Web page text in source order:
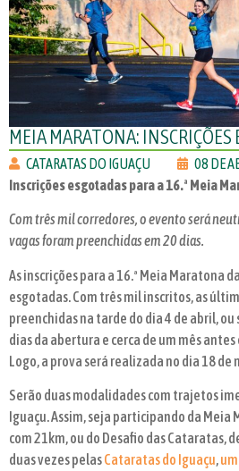
MEIA MARATONA: INSCRIÇÕES
CATARATAS DO IGUAÇU
08 DE
Inscrições esgotadas para a 16.ª Meia
Com três mil corredores, o evento será
vagas foram preenchidas em 20 dias.
As inscrições para a 16.ª Meia Maratona
esgotadas. Com três mil inscritos, as
preenchidas na tarde do dia 4 de abril, ou
dias da abertura e cerca de um mês
Logo, a prova será realizada no dia 18 de
Serão duas modalidades com trajetos
Iguaçu. Assim, seja participando da Meia
com 21km, ou do Desafio das Cataratas,
duas vezes pelasCataratas do Iguaçu,